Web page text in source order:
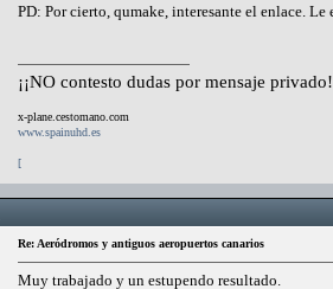
PD: Por cierto, qumake, interesante el enlace. Le
¡¡NO contesto dudas por mensaje
x-plane.cestomano.com
www.spainuhd.es
[
Re: Aeródromos y antiguos aeropuertos canarios
Muy trabajado y un estupendo resultado.